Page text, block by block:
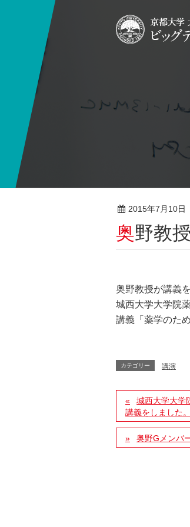
2015年7月10日
奥野
奥野教授が講義
城西大学大学院
講義「薬学のた
カテゴリー 講演
城西大学大学
講義をしました。
奥野Gメンバ